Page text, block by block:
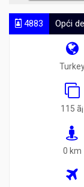
4883 Opći
115 ã¡
0 km